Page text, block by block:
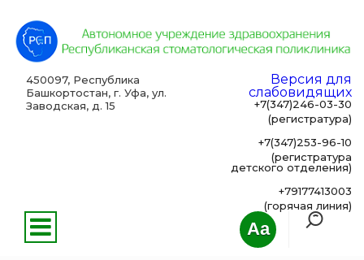
Aa
450097, Республика
Башкортостан, г. Уфа, ул.
Заводская, д. 15
Версия для
слабовидящих
+7(347)246-03-30
(регистратура)
+7(347)253-96-10
(регистратура
детского отделения)
+79177413003
(горячая линия)